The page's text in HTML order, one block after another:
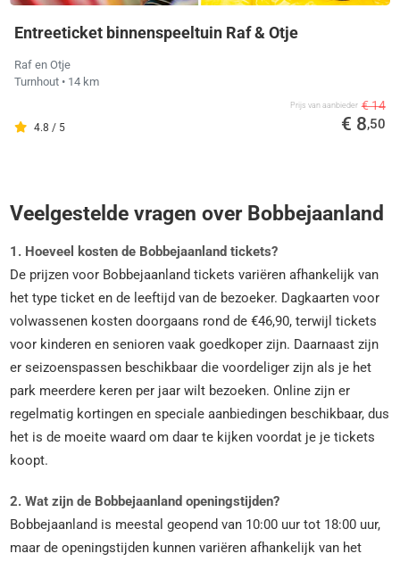
Entreeticket binnenspeeltuin Raf & Otje
Raf en Otje
Turnhout • 14 km
4.8 / 5
Prijs van aanbieder € 14
€ 8,50
Veelgestelde vragen over Bobbejaanland
1. Hoeveel kosten de Bobbejaanland tickets?
De prijzen voor Bobbejaanland tickets variëren afhankelijk van
het type ticket en de leeftijd van de bezoeker. Dagkaarten voor
volwassenen kosten doorgaans rond de €46,90, terwijl tickets
voor kinderen en senioren vaak goedkoper zijn. Daarnaast zijn
er seizoenspassen beschikbaar die voordeliger zijn als je het
park meerdere keren per jaar wilt bezoeken. Online zijn er
regelmatig kortingen en speciale aanbiedingen beschikbaar, dus
het is de moeite waard om daar te kijken voordat je je tickets
koopt.
2. Wat zijn de Bobbejaanland openingstijden?
Bobbejaanland is meestal geopend van 10:00 uur tot 18:00 uur,
maar de openingstijden kunnen variëren afhankelijk van het